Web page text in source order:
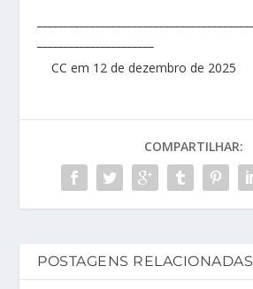
CC em 12 de dezembro de 2025
COMPARTILHAR:
POSTAGENS RELACIONADAS